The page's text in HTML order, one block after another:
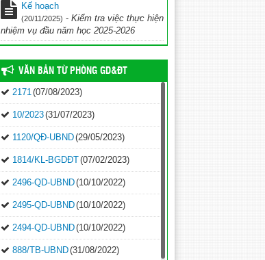
Kế hoạch hoạt động CLB TDTD
2025-2026 (11/10/2025)
Kế hoạch
(20/11/2025) - Kiểm tra việc thực hiện
nhiệm vụ đầu năm học 2025-2026
VĂN BẢN TỪ PHÒNG GD&ĐT
2171(07/08/2023)
10/2023(31/07/2023)
1120/QĐ-UBND(29/05/2023)
1814/KL-BGDĐT(07/02/2023)
2496-QD-UBND(10/10/2022)
2495-QD-UBND(10/10/2022)
2494-QD-UBND(10/10/2022)
888/TB-UBND(31/08/2022)